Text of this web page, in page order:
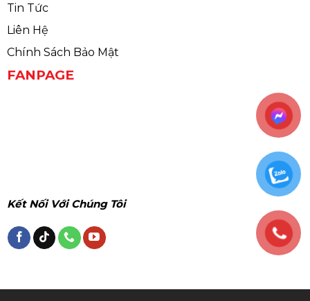
Tin Tức
Liên Hệ
Chính Sách Bảo Mật
FANPAGE
Kết Nối Với Chúng Tôi